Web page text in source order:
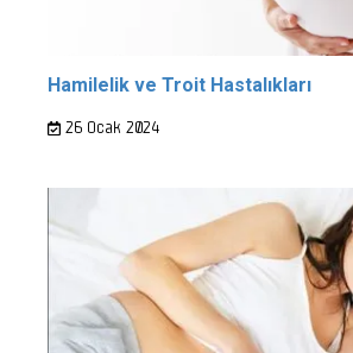
Hamilelik ve Troit Hastalıkları
26 Ocak 2024